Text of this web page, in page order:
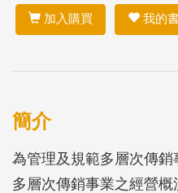
加入購買 我的
簡介
為管理及規範多層次傳
多層次傳銷事業之經營